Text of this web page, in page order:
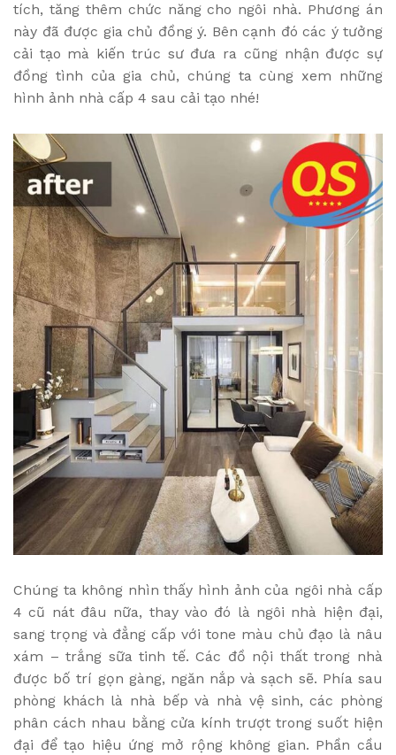
tích, tăng thêm chức năng cho ngôi nhà. Phương án
này đã được gia chủ đồng ý. Bên cạnh đó các ý tưởng
cải tạo mà kiến trúc sư đưa ra cũng nhận được sự
đồng tình của gia chủ, chúng ta cùng xem những
hình ảnh nhà cấp 4 sau cải tạo nhé!
Chúng ta không nhìn thấy hình ảnh của ngôi nhà cấp
4 cũ nát đâu nữa, thay vào đó là ngôi nhà hiện đại,
sang trọng và đẳng cấp với tone màu chủ đạo là nâu
xám – trắng sữa tinh tế. Các đồ nội thất trong nhà
được bố trí gọn gàng, ngăn nắp và sạch sẽ. Phía sau
phòng khách là nhà bếp và nhà vệ sinh, các phòng
phân cách nhau bằng cửa kính trượt trong suốt hiện
đại để tạo hiệu ứng mở rộng không gian. Phần cầu